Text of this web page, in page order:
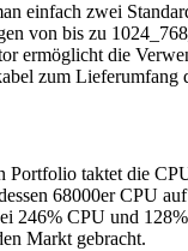
einfach zwei
von bis zu
ermöglicht die
zum Lieferumfang
taktet die
68000er CPU
246% CPU und
Markt gebracht.